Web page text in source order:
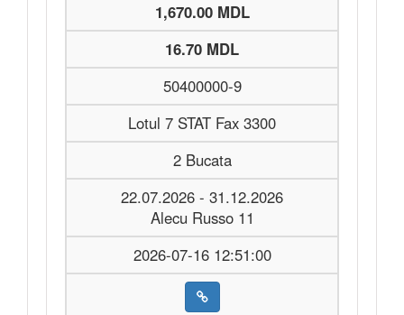
1,670.00 MDL
16.70 MDL
50400000-9
Lotul 7 STAT Fax 3300
2 Bucata
22.07.2026 - 31.12.2026
Alecu Russo 11
2026-07-16 12:51:00